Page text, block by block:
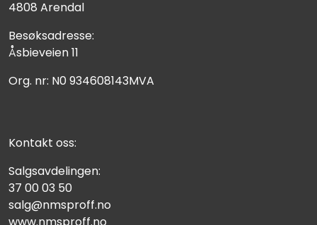
4808 Arendal
Besøksadresse:
Åsbieveien 11
Org. nr: N0 934608143MVA
Kontakt oss:
Salgsavdelingen:
37 00 03 50
salg@nmsproff.no
www.nmsproff.no